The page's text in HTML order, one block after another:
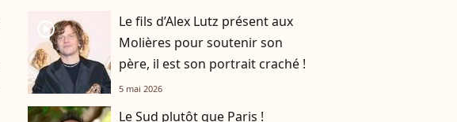
player2
Le fils d’Alex Lutz présent aux
Molières pour soutenir son
père, il est son portrait craché !
5 mai 2026
Le Sud plutôt que Paris !